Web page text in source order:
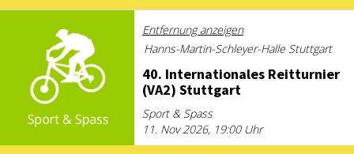
Entfernung anzeigen
Hanns-Martin-Schleyer-Halle Stuttgart
40. In­ter­na­tio­na­les Reit­tur­nier
(VA2) Stutt­gart
Sport & Spass
11. Nov 2026, 19:00 Uhr